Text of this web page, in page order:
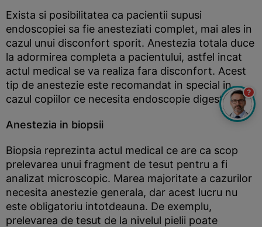
Exista si posibilitatea ca pacientii supusi
endoscopiei sa fie anesteziati complet, mai ales in
cazul unui disconfort sporit. Anestezia totala duce
la adormirea completa a pacientului, astfel incat
actul medical se va realiza fara disconfort. Acest
tip de anestezie este recomandat in special in
cazul copiilor ce necesita endoscopie digestiva.
Anestezia in biopsii
Biopsia reprezinta actul medical ce are ca scop
prelevarea unui fragment de tesut pentru a fi
analizat microscopic. Marea majoritate a cazurilor
necesita anestezie generala, dar acest lucru nu
este obligatoriu intotdeauna. De exemplu,
prelevarea de tesut de la nivelul pielii poate
?